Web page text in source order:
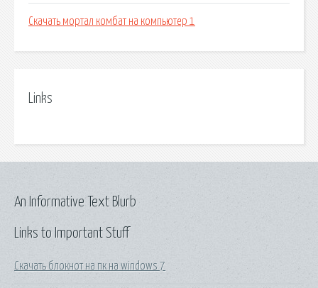
Скачать мортал комбат на компьютер 1
Links
Links to Important Stuff
Скачать блокнот на пк на windows 7
An Informative Text Blurb